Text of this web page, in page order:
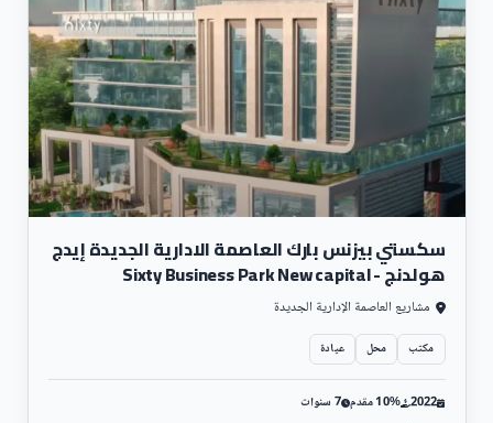
سكستي بيزنس بارك العاصمة الادارية الجديدة إيدج
هولدنج - Sixty Business Park New capital
مشاريع العاصمة الإدارية الجديدة
مكتب محل عيادة
2022 10% مقدم 7 سنوات